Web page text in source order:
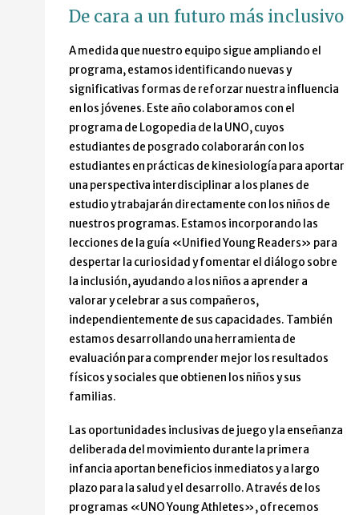
De cara a un futuro más inclusivo
A medida que nuestro equipo sigue ampliando el
programa, estamos identificando nuevas y
significativas formas de reforzar nuestra influencia
en los jóvenes. Este año colaboramos con el
programa de Logopedia de la UNO, cuyos
estudiantes de posgrado colaborarán con los
estudiantes en prácticas de kinesiología para aportar
una perspectiva interdisciplinar a los planes de
estudio y trabajarán directamente con los niños de
nuestros programas. Estamos incorporando las
lecciones de la guía «Unified Young Readers» para
despertar la curiosidad y fomentar el diálogo sobre
la inclusión, ayudando a los niños a aprender a
valorar y celebrar a sus compañeros,
independientemente de sus capacidades. También
estamos desarrollando una herramienta de
evaluación para comprender mejor los resultados
físicos y sociales que obtienen los niños y sus
familias.
Las oportunidades inclusivas de juego y la enseñanza
deliberada del movimiento durante la primera
infancia aportan beneficios inmediatos y a largo
plazo para la salud y el desarrollo. A través de los
programas «UNO Young Athletes», ofrecemos